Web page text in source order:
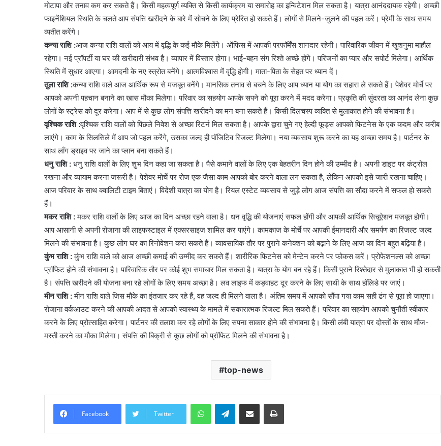
मोटापा और तनाव कम कर सकते हैं। किसी महत्वपूर्ण व्यक्ति से किसी कार्यक्रम या समारोह का इन्विटेशन मिल सकता है। यात्रा आनंददायक रहेगी। अच्छी
फाइनेंशियल स्थिति के चलते आप संपत्ति खरीदने के बारे में सोचने के लिए प्रेरित हो सकते हैं। लोगों से मिलने-जुलने की पहल करें। प्रेमी के साथ समय
व्यतीत करेंगे।
कन्या राशि :आज कन्या राशि वालों को आय में वृद्धि के कई मौके मिलेंगे। ऑफिस में आपकी परफॉर्मेंस शानदार रहेगी। पारिवारिक जीवन में खुशनुमा माहौल
रहेगा। नई प्रॉपर्टी या घर की खरीदारी संभव है। व्यापार में विस्तार होगा। भाई-बहन संग रिश्ते अच्छे होंगे। परिजनों का प्यार और सपोर्ट मिलेगा। आर्थिक
स्थिति में सुधार आएगा। आमदनी के नए स्त्रोत बनेंगे। आत्मविश्वास में वृद्धि होगी। माता-पिता के सेहत पर ध्यान दें।
तुला राशि :कन्या राशि वाले आज आर्थिक रूप से मजबूत बनेंगे। मानसिक तनाव से बचने के लिए आप ध्यान या योग का सहारा ले सकते हैं। पेशेवर मोर्चे पर
आपको अपनी पहचान बनाने का खास मौका मिलेगा। परिवार का सहयोग आपके सपने को पूरा करने में मदद करेगा। प्रकृति की सुंदरता का आनंद लेना कुछ
लोगों के स्ट्रेस को दूर करेगा। आप में से कुछ लोग संपत्ति खरीदने का मन बना सकते हैं। किसी दिलचस्प व्यक्ति से मुलाकात होने की संभावना है।
वृश्चिक राशि :वृश्चिक राशि वालों को पिछले निवेश से अच्छा रिटर्न मिल सकता है। आपके द्वारा चुने गए हेल्दी फूड्स आपको फिटनेस के एक कदम और करीब
लाएंगे। काम के सिलसिले में आप जो पहल करेंगे, उसका जल्द ही पॉजिटिव रिजल्ट मिलेगा। नया व्यवसाय शुरू करने का यह अच्छा समय है। पार्टनर के
साथ लॉंग ड्राइव पर जाने का प्लान बना सकते हैं।
धनु राशि : धनु राशि वालों के लिए शुभ दिन कहा जा सकता है। पैसे कमाने वालों के लिए एक बेहतरीन दिन होने की उम्मीद है। अपनी डाइट पर कंट्रोल
रखना और व्यायाम करना जरूरी है। पेशेवर मोर्चे पर रोज एक जैसा काम आपको बोर करने वाला लग सकता है, लेकिन आपको इसे जारी रखना चाहिए।
आज परिवार के साथ क्वालिटी टाइम बिताएं। विदेशी यात्रा का योग है। रियल एस्टेट व्यवसाय से जुड़े लोग आज संपत्ति का सौदा करने में सफल हो सकते
हैं।
मकर राशि :मकर राशि वालों के लिए आज का दिन अच्छा रहने वाला है। धन वृद्धि की योजनाएं सफल होंगी और आपकी आर्थिक सिचूऐशन मजबूत होगी।
आप आसानी से अपनी रोजाना की लाइफस्टाइल में एक्सरसाइज शामिल कर पाएंगे। कामकाज के मोर्चे पर आपकी ईमानदारी और समर्पण का रिजल्ट जल्द
मिलने की संभावना है। कुछ लोग घर का रिनोवेशन करा सकते हैं। व्यावसायिक तौर पर पुराने कनेक्शन को बढ़ाने के लिए आज का दिन बहुत बढ़िया है।
कुंभ राशि :कुंभ राशि वाले को आज अच्छी कमाई की उम्मीद कर सकते हैं। शारीरिक फिटनेस को मेन्टेन करने पर फोकस करें। प्रोफेशनल्स को अच्छा
प्रॉफिट होने की संभावना है। पारिवारिक तौर पर कोई शुभ समाचार मिल सकता है। यात्रा के योग बन रहे हैं। किसी पुराने रिश्तेदार से मुलाकात भी हो सकती
है। संपत्ति खरीदने की योजना बना रहे लोगों के लिए समय अच्छा है। लव लाइफ में कड़वाहट दूर करने के लिए साथी के साथ हॉलिडे पर जाएं।
मीन राशि :मीन राशि वाले जिस मौके का इंतजार कर रहे हैं, वह जल्द ही मिलने वाला है। अंतिम समय में आपको सौंपा गया काम सही ढंग से पूरा हो जाएगा।
रोजाना वर्कआउट करने की आपकी आदत से आपको स्वास्थ्य के मामले में सकारात्मक रिजल्ट मिल सकते हैं। परिवार का सहयोग आपको चुनौती स्वीकार
करने के लिए प्रोत्साहित करेगा। पार्टनर की तलाश कर रहे लोगों के लिए सपना साकार होने की संभावना है। किसी लंबी यात्रा पर दोस्तों के साथ मौज-
मस्ती करने का मौका मिलेगा। संपत्ति की बिक्री से कुछ लोगों को प्रॉफिट मिलने की संभावना है।
top-news
Facebook Twitter
WhatsAppTelegramShare via Email Print